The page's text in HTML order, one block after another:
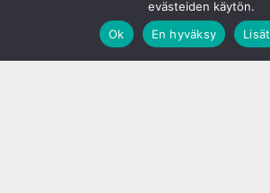
evästeiden käytön.
Ok
En hyväksy